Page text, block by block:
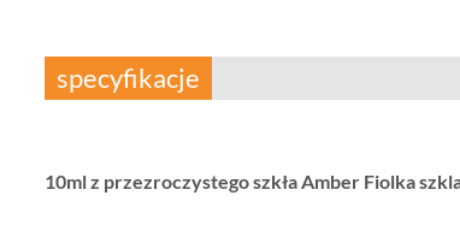
specyfikacje
10ml z przezroczystego szkła Amber Fiolka